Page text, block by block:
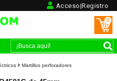
Acceso|Registro
0
Martillos perforadores